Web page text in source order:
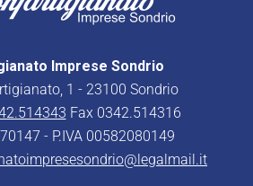
Imprese Sondrio
1 - 23100 Sondrio
Fax 0342.514316
- P.IVA 00582080149